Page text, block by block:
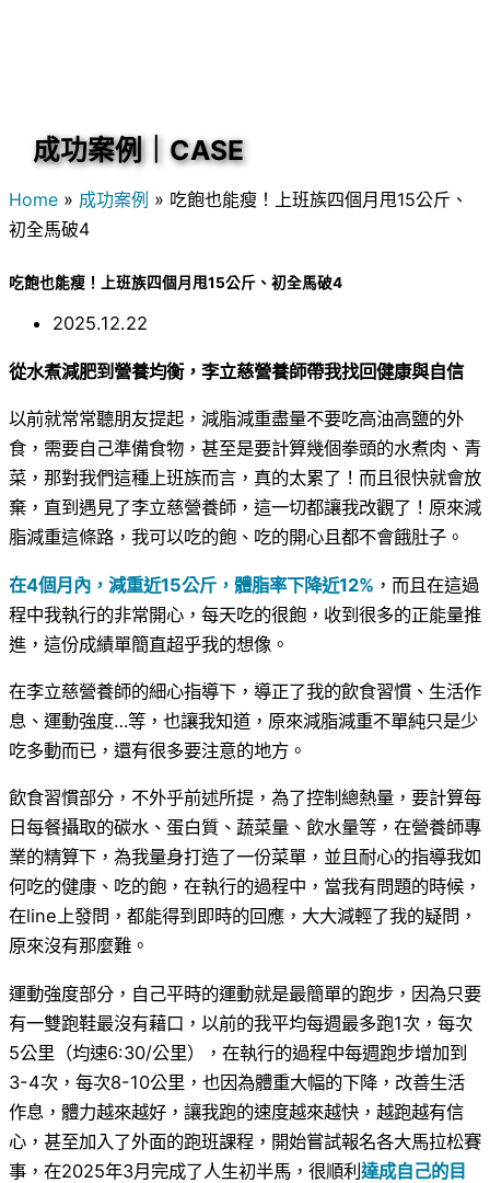
成功案例｜CASE
Home » 成功案例 » 吃飽也能瘦！上班族四個月甩15公斤、
初全馬破4
吃飽也能瘦！上班族四個月甩15公斤、初全馬破4
2025.12.22
從水煮減肥到營養均衡，李立慈營養師帶我找回健康與自信
以前就常常聽朋友提起，減脂減重盡量不要吃高油高鹽的外
食，需要自己準備食物，甚至是要計算幾個拳頭的水煮肉、青
菜，那對我們這種上班族而言，真的太累了！而且很快就會放
棄，直到遇見了李立慈營養師，這一切都讓我改觀了！原來減
脂減重這條路，我可以吃的飽、吃的開心且都不會餓肚子。
在4個月內，減重近15公斤，體脂率下降近12% ，而且在這過
程中我執行的非常開心，每天吃的很飽，收到很多的正能量推
進，這份成績單簡直超乎我的想像。
在李立慈營養師的細心指導下，導正了我的飲食習慣、生活作
息、運動強度…等，也讓我知道，原來減脂減重不單純只是少
吃多動而已，還有很多要注意的地方。
飲食習慣部分，不外乎前述所提，為了控制總熱量，要計算每
日每餐攝取的碳水、蛋白質、蔬菜量、飲水量等，在營養師專
業的精算下，為我量身打造了一份菜單，並且耐心的指導我如
何吃的健康、吃的飽，在執行的過程中，當我有問題的時候，
在line上發問，都能得到即時的回應，大大減輕了我的疑問，
原來沒有那麼難。
運動強度部分，自己平時的運動就是最簡單的跑步，因為只要
有一雙跑鞋最沒有藉口，以前的我平均每週最多跑1次，每次
5公里（均速6:30/公里），在執行的過程中每週跑步增加到
3-4次，每次8-10公里，也因為體重大幅的下降，改善生活
作息，體力越來越好，讓我跑的速度越來越快，越跑越有信
心，甚至加入了外面的跑班課程，開始嘗試報名各大馬拉松賽
事，在2025年3月完成了人生初半馬，很順利達成自己的目